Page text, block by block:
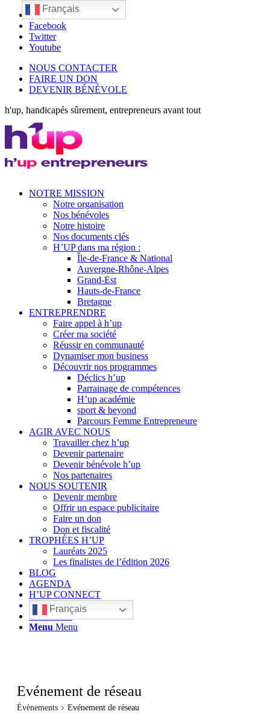
LinkedIn
Facebook
Twitter
Youtube
NOUS CONTACTER
FAIRE UN DON
DEVENIR BÉNÉVOLE
h'up, handicapés sûrement, entrepreneurs avant tout
NOTRE MISSION
Notre organisation
Nos bénévoles
Notre histoire
Nos documents clés
H’UP dans ma région :
Île-de-France & National
Auvergne-Rhône-Alpes
Grand-Est
Hauts-de-France
Bretagne
ENTREPRENDRE
Faire appel à h’up
Créer ma société
Réussir en communauté
Dynamiser mon business
Découvrir nos programmes
Déclics h’up
Parrainage de compétences
H’up académie
sport & beyond
Parcours Femme Entrepreneure
AGIR AVEC NOUS
Travailler chez h’up
Devenir partenaire
Devenir bénévole h’up
Nos partenaires
NOUS SOUTENIR
Devenir membre
Offrir un espace publicitaire
Faire un don
Don et fiscalité
TROPHÉES H’UP
Lauréats 2025
Les finalistes de l’édition 2026
BLOG
AGENDA
H’UP CONNECT
Français
Rechercher
Menu Menu
Evénement de réseau
Évènements Evénement de réseau
Français